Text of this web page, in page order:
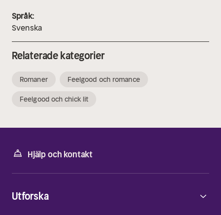
Språk:
Svenska
Relaterade kategorier
Romaner Feelgood och romance
Feelgood och chick lit
Hjälp och kontakt
Utforska